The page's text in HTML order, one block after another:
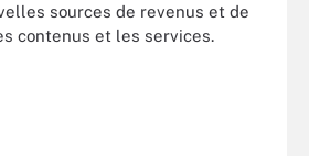
sources de revenus et de
contenus et les services.